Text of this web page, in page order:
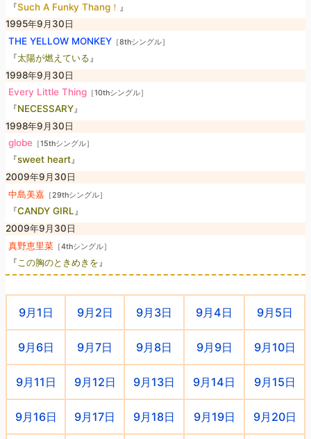
『Such A Funky Thang！ 』
1995年9月30日
THE YELLOW MONKEY ［8thシングル］
『太陽が燃えている 』
1998年9月30日
Every Little Thing ［10thシングル］
『NECESSARY』
1998年9月30日
globe ［15thシングル］
『sweet heart』
2009年9月30日
中島美嘉 ［29thシングル］
『CANDY GIRL』
2009年9月30日
真野恵里菜 ［4thシングル］
『この胸のときめきを』
9月1日 9月2日 9月3日 9月4日 9月5日
9月6日 9月7日 9月8日 9月9日 9月10日
9月11日 9月12日 9月13日 9月14日 9月15日
9月16日 9月17日 9月18日 9月19日 9月20日